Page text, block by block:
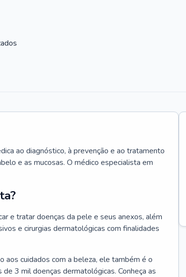
ao diagnóstico, à prevenção e ao tratamento
e as mucosas. O médico especialista em
e tratar doenças da pele e seus anexos, além
e cirurgias dermatológicas com finalidades
aos cuidados com a beleza, ele também é o
3 mil doenças dermatológicas. Conheça as